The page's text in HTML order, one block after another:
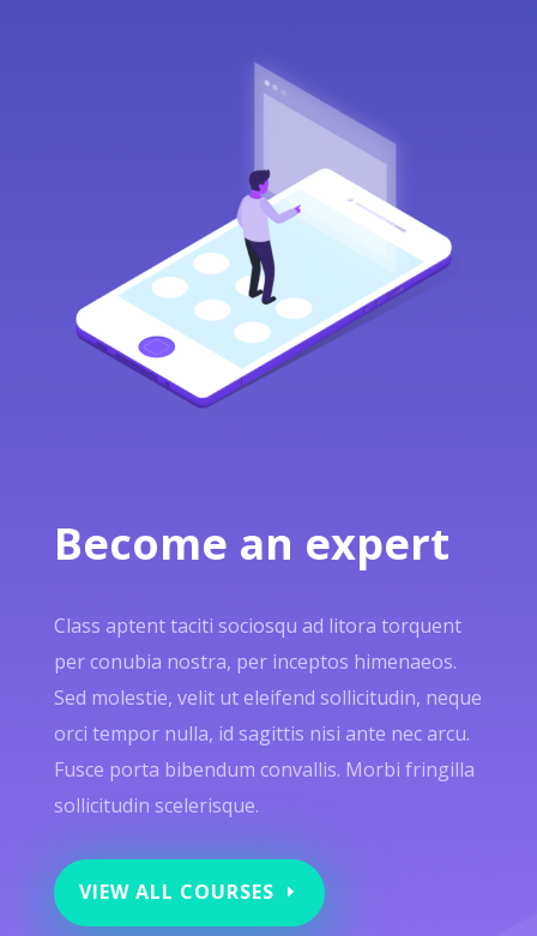
Become an expert
Class aptent taciti sociosqu ad litora torquent
per conubia nostra, per inceptos himenaeos.
Sed molestie, velit ut eleifend sollicitudin, neque
orci tempor nulla, id sagittis nisi ante nec arcu.
Fusce porta bibendum convallis. Morbi fringilla
sollicitudin scelerisque.
VIEW ALL COURSES